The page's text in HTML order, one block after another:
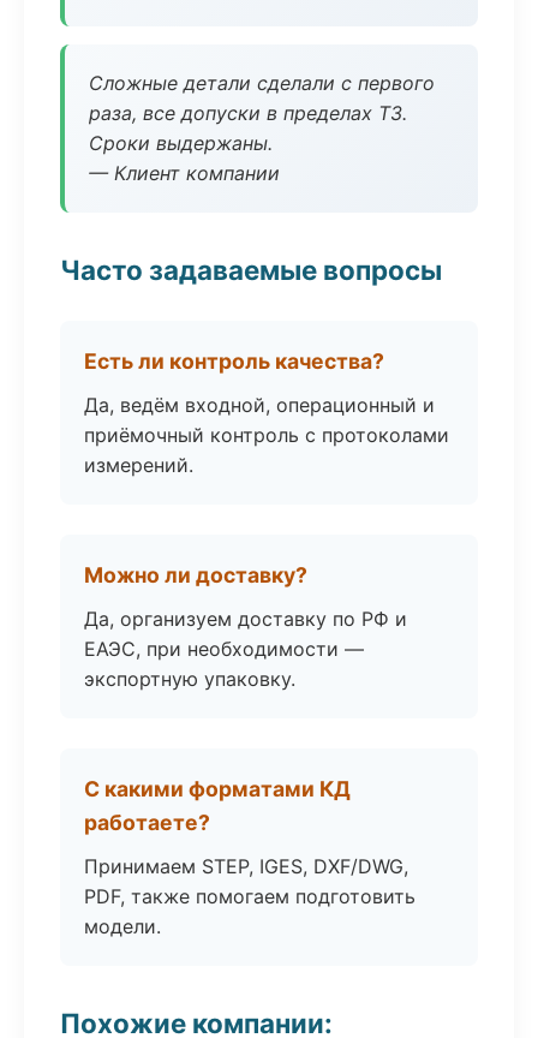
Сложные детали сделали с первого
раза, все допуски в пределах ТЗ.
Сроки выдержаны.
— Клиент компании
Часто задаваемые вопросы
Есть ли контроль качества?
Да, ведём входной, операционный и
приёмочный контроль с протоколами
измерений.
Можно ли доставку?
Да, организуем доставку по РФ и
ЕАЭС, при необходимости —
экспортную упаковку.
С какими форматами КД
работаете?
Принимаем STEP, IGES, DXF/DWG,
PDF, также помогаем подготовить
модели.
Похожие компании: